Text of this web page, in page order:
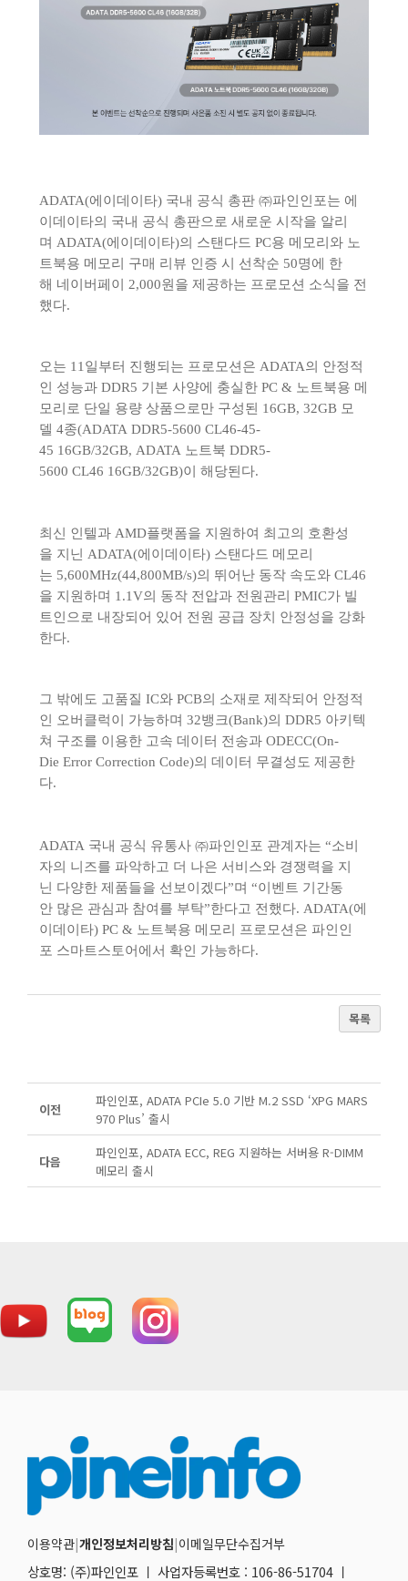
ADATA(에이데이타) 국내 공식 총판 ㈜파인인포는 에
이데이타의 국내 공식 총판으로 새로운 시작을 알리
며 ADATA(에이데이타)의 스탠다드 PC용 메모리와 노
트북용 메모리 구매 리뷰 인증 시 선착순 50명에 한
해 네이버페이 2,000원을 제공하는 프로모션 소식을 전
했다.
오는 11일부터 진행되는 프로모션은 ADATA의 안정적
인 성능과 DDR5 기본 사양에 충실한 PC & 노트북용 메
모리 로 단일 용량 상품으로만 구성된 16GB, 32GB 모
델 4종(ADATA DDR5-5600 CL46-45-
45 16GB/32GB, ADATA 노트북 DDR5-
5600 CL46 16GB/32GB)이 해당된다.
최신 인텔과 AMD플랫폼을 지원하여 최고의 호환성
을 지닌 ADATA(에이데이타) 스탠다드 메모리
는 5,600MHz(44,800MB/s)의 뛰어난 동작 속도와 CL46
을 지원하며 1.1V의 동작 전압과 전원관리 PMIC가 빌
트인으로 내장되어 있어 전원 공급 장치 안정성을 강화
한다.
그 밖에도 고품질 IC와 PCB의 소재로 제작되어 안정적
인 오버클럭이 가능하며 32뱅크(Bank)의 DDR5 아키텍
쳐 구조를 이용한 고속 데이터 전송과 ODECC(On-
Die Error Correction Code)의 데이터 무결성도 제공한
다.
ADATA 국내 공식 유통사 ㈜파인인포 관계자는 “소비
자의 니즈를 파악하고 더 나은 서비스와 경쟁력을 지
닌 다양한 제품들을 선보이겠다”며 “이벤트 기간동
안 많은 관심과 참여를 부탁”한다고 전했다. ADATA(에
이데이타) PC & 노트북용 메모리 프로모션은 파인인
포 스마트스토어에서 확인 가능하다.
목록
이전
파인인포, ADATA PCIe 5.0 기반 M.2 SSD ‘XPG MARS
970 Plus’ 출시
다음
파인인포, ADATA ECC, REG 지원하는 서버용 R-DIMM
메모리 출시
이용약관|개인정보처리방침|이메일무단수집거부
상호명: (주)파인인포 ㅣ 사업자등록번호 : 106-86-51704 ㅣ